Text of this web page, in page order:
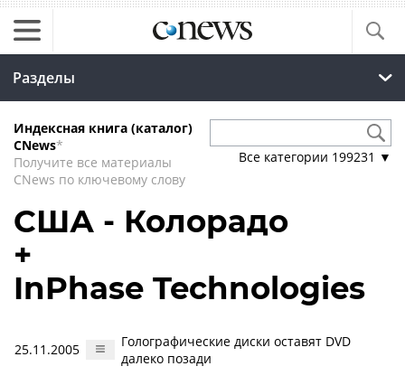
Разделы
Индексная книга (каталог)
CNews*
Получите все материалы
CNews по ключевому слову
Все категории 199231 ▼
США - Колорадо
+
InPhase Technologies
25.11.2005
Голографические диски оставят DVD
далеко позади